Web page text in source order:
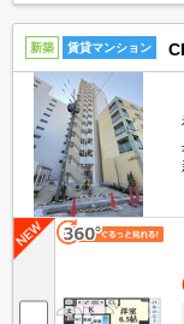
新築 賃貸マンション